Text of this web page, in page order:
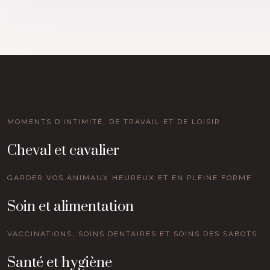
MOMENTS D’INTIMITÉ, DE TRAVAIL ET DE LOISIR
Cheval et cavalier
GARDER VOS ANIMAUX HEUREUX ET EN PLEINE FORME
Soin et alimentation
VACCINATIONS, SOINS DENTAIRES ET SOINS DES SABOTS
Santé et hygiène